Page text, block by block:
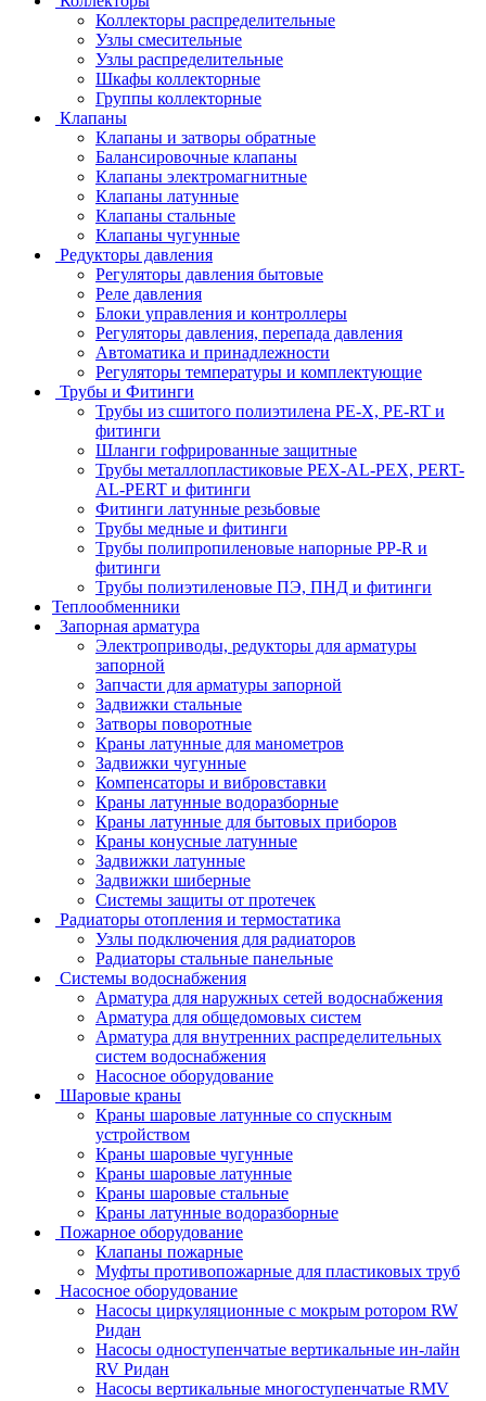
Коллекторы распределительные
Узлы смесительные
Узлы распределительные
Шкафы коллекторные
Группы коллекторные
Клапаны
Клапаны и затворы обратные
Балансировочные клапаны
Клапаны электромагнитные
Клапаны латунные
Клапаны стальные
Клапаны чугунные
Редукторы давления
Регуляторы давления бытовые
Реле давления
Блоки управления и контроллеры
Регуляторы давления, перепада давления
Автоматика и принадлежности
Регуляторы температуры и комплектующие
Трубы и Фитинги
Трубы из сшитого полиэтилена PE-X, PE-RT и
фитинги
Шланги гофрированные защитные
Трубы металлопластиковые PEX-AL-PEX, PERT-
AL-PERT и фитинги
Фитинги латунные резьбовые
Трубы медные и фитинги
Трубы полипропиленовые напорные PP-R и
фитинги
Трубы полиэтиленовые ПЭ, ПНД и фитинги
Теплообменники
Запорная арматура
Электроприводы, редукторы для арматуры
запорной
Запчасти для арматуры запорной
Задвижки стальные
Затворы поворотные
Краны латунные для манометров
Задвижки чугунные
Компенсаторы и вибровставки
Краны латунные водоразборные
Краны латунные для бытовых приборов
Краны конусные латунные
Задвижки латунные
Задвижки шиберные
Системы защиты от протечек
Радиаторы отопления и термостатика
Узлы подключения для радиаторов
Радиаторы стальные панельные
Системы водоснабжения
Арматура для наружных сетей водоснабжения
Арматура для общедомовых систем
Арматура для внутренних распределительных
систем водоснабжения
Насосное оборудование
Шаровые краны
Краны шаровые латунные со спускным
устройством
Краны шаровые чугунные
Краны шаровые латунные
Краны шаровые стальные
Краны латунные водоразборные
Пожарное оборудование
Клапаны пожарные
Муфты противопожарные для пластиковых труб
Насосное оборудование
Насосы циркуляционные с мокрым ротором RW
Ридан
Насосы одноступенчатые вертикальные ин-лайн
RV Ридан
Насосы вертикальные многоступенчатые RMV